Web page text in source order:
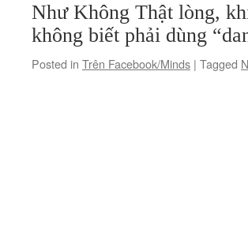
Như Không Thật lòng,
không biết phải dùng
Posted in Trên Facebook/Minds | Tagged